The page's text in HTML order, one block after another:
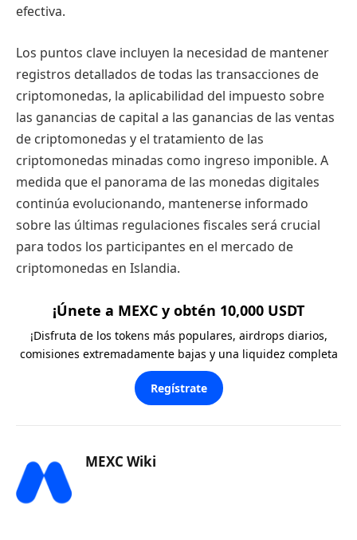
efectiva.
Los puntos clave incluyen la necesidad de mantener
registros detallados de todas las transacciones de
criptomonedas, la aplicabilidad del impuesto sobre
las ganancias de capital a las ganancias de las ventas
de criptomonedas y el tratamiento de las
criptomonedas minadas como ingreso imponible. A
medida que el panorama de las monedas digitales
continúa evolucionando, mantenerse informado
sobre las últimas regulaciones fiscales será crucial
para todos los participantes en el mercado de
criptomonedas en Islandia.
¡Únete a MEXC y obtén 10,000 USDT
¡Disfruta de los tokens más populares, airdrops diarios,
comisiones extremadamente bajas y una liquidez completa
Regístrate
MEXC Wiki